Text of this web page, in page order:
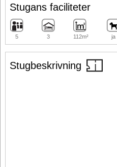
Stugbeskrivning
Stugans faciliteter
5 3 112m² ja